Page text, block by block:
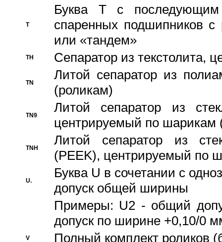
T
Буква T с
спаренных подшипников
или «тандем»
TH Сепаратор из текстолита,
TN
Литой сепаратор из
(роликам)
TN9
Литой сепаратор из
центрируемый по шарикам
TNH
Литой сепаратор из
(PEEK), центрируемый по
U.
Буква U в сочетании с
допуск общей ширины
Примеры: U2 - общий
допуск по ширине +0,10/0
V Полный комплект роликов